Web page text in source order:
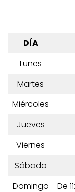
DÍA
Lunes
Martes
Miércoles
Jueves
Viernes
Sábado
Domingo
De